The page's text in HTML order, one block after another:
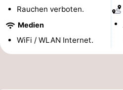
Denkmäler
Aussichtspunkte
Attraktionen
Rauchen verboten.
Medien
WiFi / WLAN Internet.